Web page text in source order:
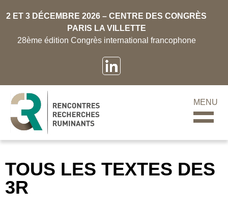
2 ET 3 DÉCEMBRE 2026 – CENTRE DES CONGRÈS
PARIS LA VILLETTE
28ème édition Congrès international francophone
MENU
TOUS LES TEXTES DES
3R